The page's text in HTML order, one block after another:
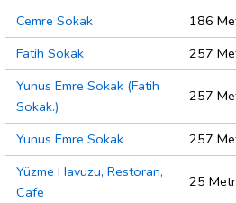
Cemre Sokak
186
Fatih Sokak
257
Yunus Emre Sokak (Fatih
Sokak.)
257
Yunus Emre Sokak
257
Yüzme Havuzu, Restoran,
Cafe
25